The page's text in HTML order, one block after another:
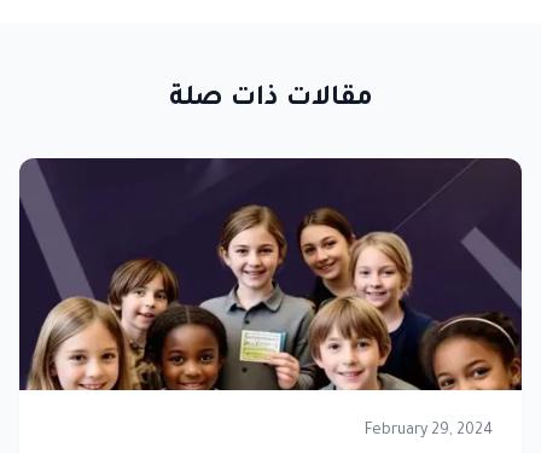
مقالات ذات صلة
February 29, 2024